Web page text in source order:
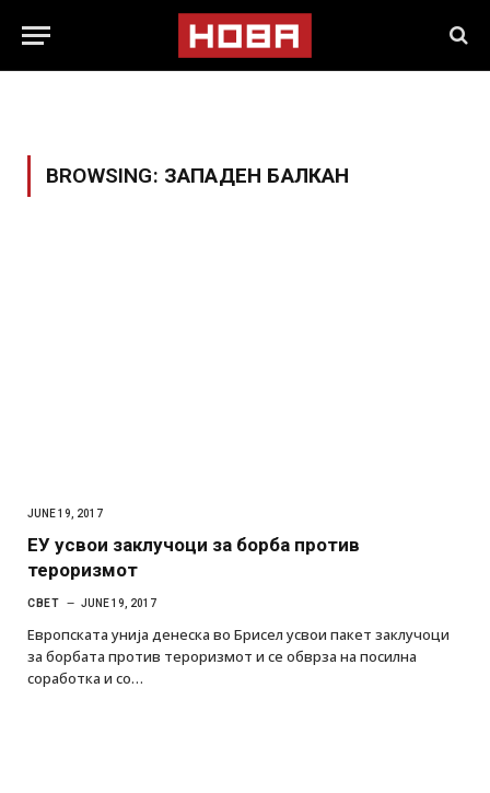
BROWSING: ЗАПАДЕН БАЛКАН
JUNE 19, 2017
ЕУ усвои заклучоци за борба против
тероризмот
СВЕТ JUNE 19, 2017
Европската унија денеска во Брисел усвои пакет заклучоци
за борбата против тероризмот и се обврза на посилна
соработка и со…